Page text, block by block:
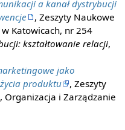
a kanał dystrybucji
, Zeszyty Naukowe
Katowicach, nr 254
kształtowanie relacji,
jako
produktu
, Zeszyty
Organizacja i Zarządzanie